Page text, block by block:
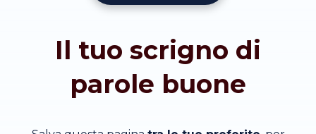
Il tuo scrigno di
parole buone